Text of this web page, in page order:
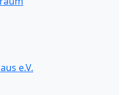
e.V.